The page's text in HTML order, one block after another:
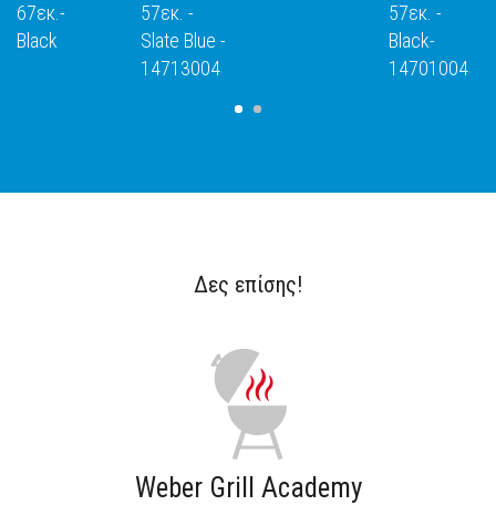
67εκ.-
Black
57εκ. -
Slate Blue -
14713004
57εκ. -
Black-
14701004
Δες επίσης!
Weber Grill Academy